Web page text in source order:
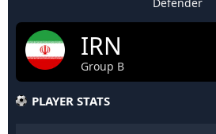
IRN
Group B
PLAYER STATS